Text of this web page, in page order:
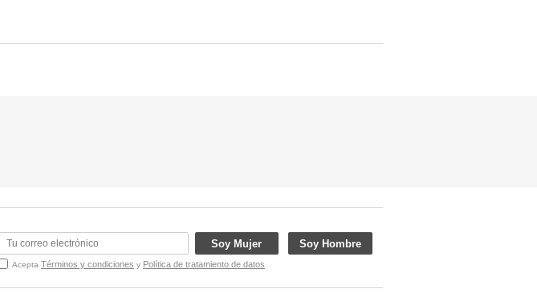
Soy Mujer Soy Hombre
Acepta Términos y condiciones y Política de tratamiento de datos